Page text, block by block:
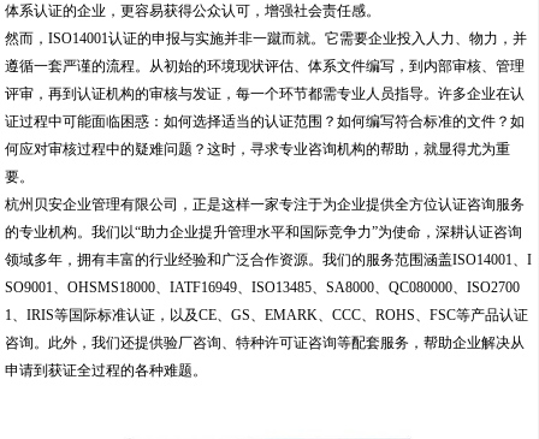
体系认证的企业，更容易获得公众认可，增强社会责任感。
然而，ISO14001认证的申报与实施并非一蹴而就。它需要企业投入人力、物力，并
遵循一套严谨的流程。从初始的环境现状评估、体系文件编写，到内部审核、管理
评审，再到认证机构的审核与发证，每一个环节都需专业人员指导。许多企业在认
证过程中可能面临困惑：如何选择适当的认证范围？如何编写符合标准的文件？如
何应对审核过程中的疑难问题？这时，寻求专业咨询机构的帮助，就显得尤为重
要。
杭州贝安企业管理有限公司，正是这样一家专注于为企业提供全方位认证咨询服务
的专业机构。我们以“助力企业提升管理水平和国际竞争力”为使命，深耕认证咨询
领域多年，拥有丰富的行业经验和广泛合作资源。我们的服务范围涵盖ISO14001、I
SO9001、OHSMS18000、IATF16949、ISO13485、SA8000、QC080000、ISO2700
1、IRIS等国际标准认证，以及CE、GS、EMARK、CCC、ROHS、FSC等产品认证
咨询。此外，我们还提供验厂咨询、特种许可证咨询等配套服务，帮助企业解决从
申请到获证全过程的各种难题。